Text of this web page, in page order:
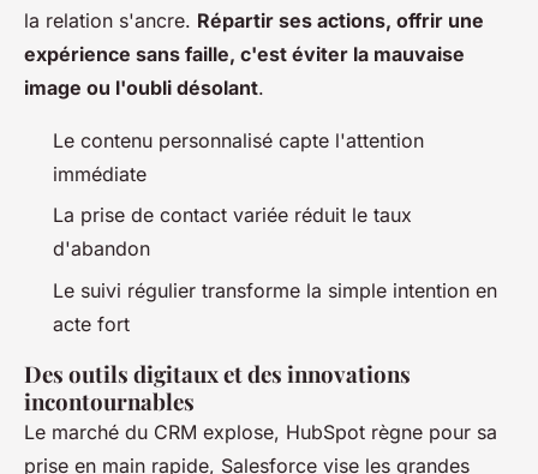
la relation s'ancre. Répartir ses actions, offrir une
expérience sans faille, c'est éviter la mauvaise
image ou l'oubli désolant.
Le contenu personnalisé capte l'attention
immédiate
La prise de contact variée réduit le taux
d'abandon
Le suivi régulier transforme la simple intention en
acte fort
Des outils digitaux et des innovations
incontournables
Le marché du CRM explose, HubSpot règne pour sa
prise en main rapide, Salesforce vise les grandes